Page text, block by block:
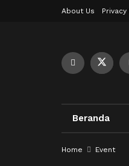
About Us
Beranda
Home Event